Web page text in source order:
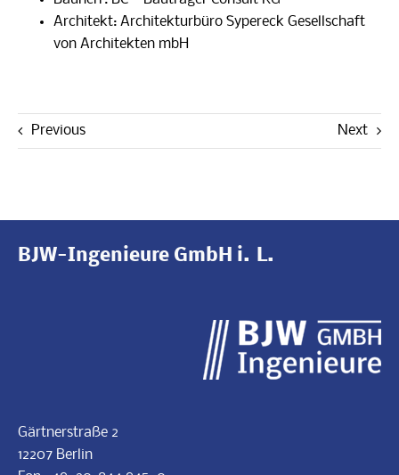
Archi­tekt: Archi­tek­tur­büro Sypereck Gesell­schaft
von Archi­tek­ten mbH
Pre­vious Next
BJW-Ingenieure GmbH i. L.
Gärt­ner­straße 2
12207 Berlin